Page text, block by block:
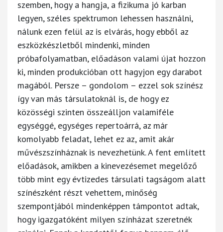
szemben, hogy a hangja, a fizikuma jó karban
legyen, széles spektrumon lehessen használni,
nálunk ezen felül az is elvárás, hogy ebből az
eszközkészletből mindenki, minden
próbafolyamatban, előadáson valami újat hozzon
ki, minden produkcióban ott hagyjon egy darabot
magából. Persze – gondolom – ezzel sok színész
így van más társulatoknál is, de hogy ez
közösségi szinten összeálljon valamiféle
egységgé, egységes repertoárrá, az már
komolyabb feladat, lehet ez az, amit akár
művészszínháznak is nevezhetünk. A fent említett
előadások, amikben a kinevezésemet megelőző
több mint egy évtizedes társulati tagságom alatt
színészként részt vehettem, minőség
szempontjából mindenképpen támpontot adtak,
hogy igazgatóként milyen színházat szeretnék